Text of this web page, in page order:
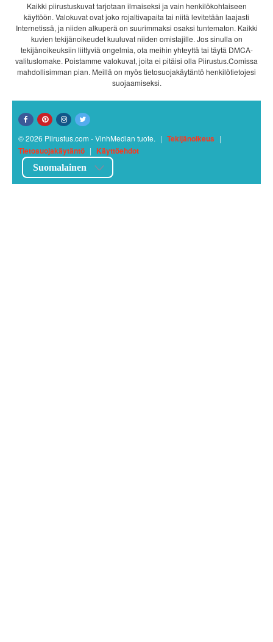
Kaikki piirustuskuvat tarjotaan ilmaiseksi ja vain henkilökohtaiseen
käyttöön. Valokuvat ovat joko rojaltivapaita tai niitä levitetään laajasti
Internetissä, ja niiden alkuperä on suurimmaksi osaksi tuntematon. Kaikki
kuvien tekijänoikeudet kuuluvat niiden omistajille. Jos sinulla on
tekijänoikeuksiin liittyviä ongelmia, ota meihin yhteyttä tai täytä DMCA-
valituslomake. Poistamme valokuvat, joita ei pitäisi olla Piirustus.Comissa
mahdollisimman pian. Meillä on myös tietosuojakäytäntö henkilötietojesi
suojaamiseksi.
© 2026 Piirustus.com - VinhMedian tuote. | Tekijänoikeus |
Tietosuojakäytäntö | Käyttöehdot
Suomalainen